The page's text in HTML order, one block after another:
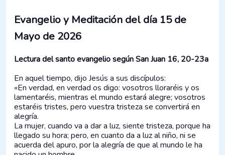
Evangelio y Meditación del día 15 de
Mayo de 2026
Lectura del santo evangelio según San Juan 16, 20-23a
En aquel tiempo, dijo Jesús a sus discípulos:
«En verdad, en verdad os digo: vosotros lloraréis y os
lamentaréis, mientras el mundo estará alegre; vosotros
estaréis tristes, pero vuestra tristeza se convertirá en
alegría.
La mujer, cuando va a dar a luz, siente tristeza, porque ha
llegado su hora; pero, en cuanto da a luz al niño, ni se
acuerda del apuro, por la alegría de que al mundo le ha